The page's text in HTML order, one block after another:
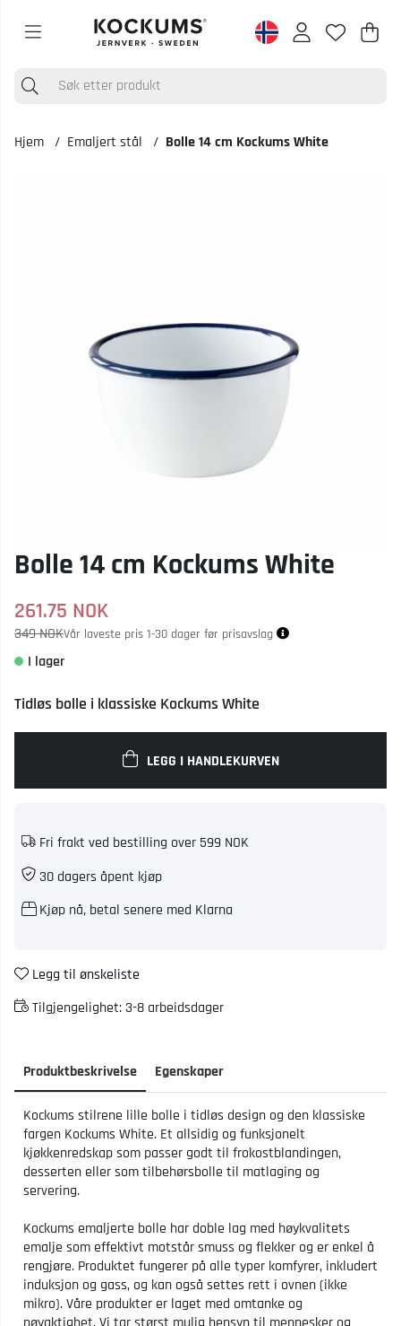
.
Hjem Emaljert stål Bolle 14 cm Kockums White
Bolle 14 cm Kockums White
261.75 NOK
349 NOKVår laveste pris 1-30 dager før prisavslag
Tidløs bolle i klassiske Kockums White
LEGG I HANDLEKURVEN
Fri frakt ved bestilling over 599 NOK
30 dagers åpent kjøp
Kjøp nå, betal senere med Klarna
Legg til ønskeliste
Tilgjengelighet:3-8 arbeidsdager
Produktbeskrivelse Egenskaper
Kockums stilrene lille bolle i tidløs design og den klassiske
fargen Kockums White. Et allsidig og funksjonelt
kjøkkenredskap som passer godt til frokostblandingen,
desserten eller som tilbehørsbolle til matlaging og
servering.
Kockums emaljerte bolle har doble lag med høykvalitets
emalje som effektivt motstår smuss og flekker og er enkel å
rengjøre. Produktet fungerer på alle typer komfyrer, inkludert
induksjon og gass, og kan også settes rett i ovnen (ikke
mikro). Våre produkter er laget med omtanke og